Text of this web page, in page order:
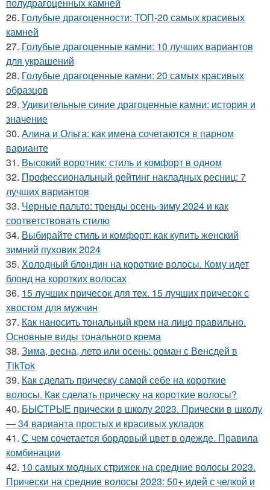
26. Голубые драгоценности: ТОП-20 самых красивых
камней
27. Голубые драгоценные камни: 10 лучших вариантов
для украшений
28. Голубые драгоценные камни: 20 самых красивых
образцов
29. Удивительные синие драгоценные камни: история и
значение
30. Алина и Ольга: как имена сочетаются в парном
варианте
31. Высокий воротник: стиль и комфорт в одном
32. Профессиональный рейтинг накладных ресниц: 7
лучших вариантов
33. Черные пальто: тренды осень-зиму 2024 и как
соответствовать стилю
34. Выбирайте стиль и комфорт: как купить женский
зимний пуховик 2024
35. Холодный блондин на короткие волосы. Кому идет
блонд на коротких волосах
36. 15 лучших причесок для тех. 15 лучших причесок с
хвостом для мужчин
37. Как наносить тональный крем на лицо правильно.
Основные виды тонального крема
38. Зима, весна, лето или осень: роман с Венсдей в
TikTok
39. Как сделать прическу самой себе на короткие
волосы. Как сделать прическу на короткие волосы?
40. БЫСТРЫЕ прически в школу 2023. Прически в школу
— 34 варианта простых и красивых укладок
41. С чем сочетается бордовый цвет в одежде. Правила
комбинации
42. 10 самых модных стрижек на средние волосы 2023.
Прически на средние волосы 2023: 50+ идей с челкой и